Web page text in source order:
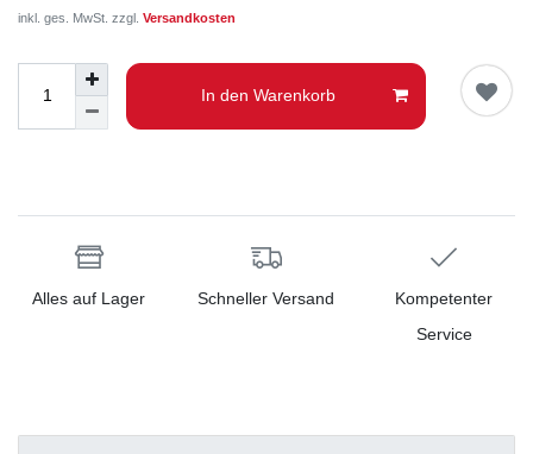
inkl. ges. MwSt. zzgl. Versandkosten
In den Warenkorb
Alles auf Lager Schneller Versand
Kompetenter
Service